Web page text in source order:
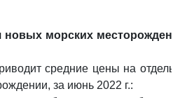
морских
средние цены на
за июнь 2022 г.: